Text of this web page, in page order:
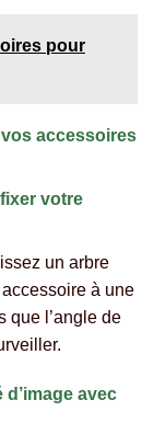
pour
accessoires
votre
un arbre
à une
que l’angle de
avec